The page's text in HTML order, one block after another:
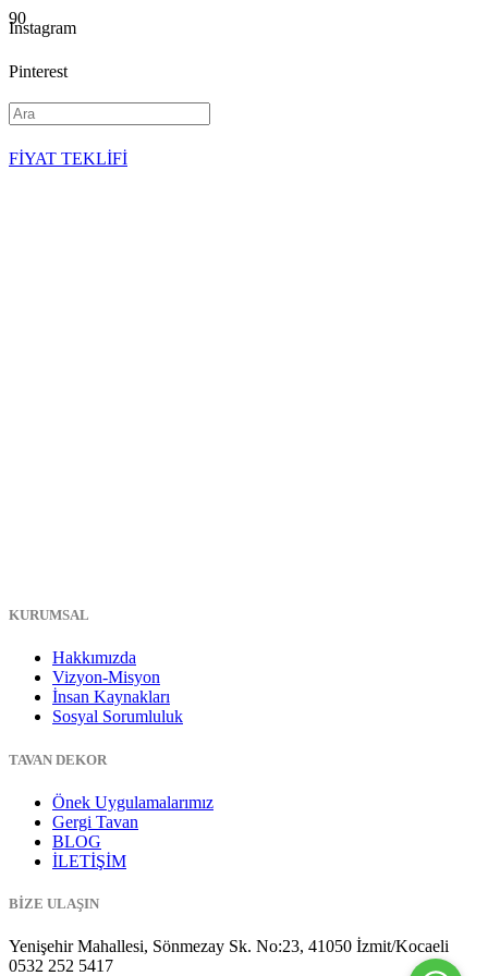
Instagram
Pinterest
YouTube
FİYAT TEKLİFİ
KURUMSAL
Hakkımızda
Vizyon-Misyon
İnsan Kaynakları
Sosyal Sorumluluk
TAVAN DEKOR
Önek Uygulamalarımız
Gergi Tavan
BLOG
İLETİŞİM
BİZE ULAŞIN
Yenişehir Mahallesi, Sönmezay Sk. No:23, 41050 İzmit/Kocaeli
0532 252 5417